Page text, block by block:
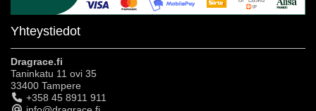
Yhteystiedot
Dragrace.fi
Taninkatu 11 ovi 35
33400 Tampere
+358 45 8911 911